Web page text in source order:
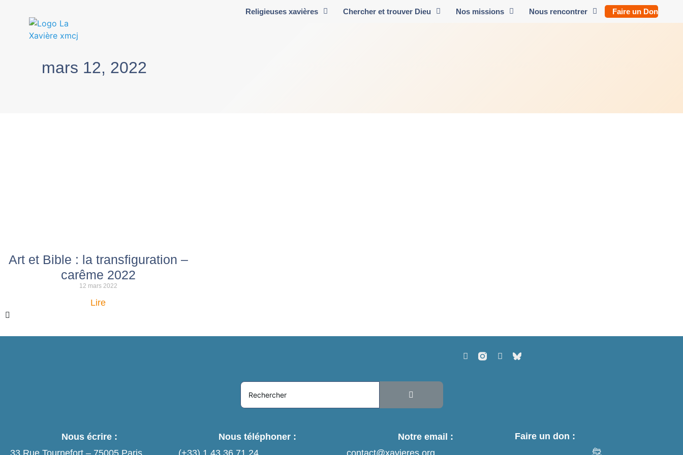
Religieuses xavières Chercher et trouver Dieu Nos missions Nous rencontrer Faire un Don
mars 12, 2022
Art et Bible : la transfiguration –
carême 2022
12 mars 2022
Lire
Nous écrire :
33 Rue Tournefort – 75005 Paris
Nous téléphoner :
(+33) 1 43 36 71 24
Notre email :
contact@xavieres.org
Faire un don :